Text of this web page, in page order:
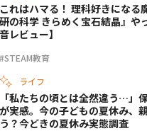
#STEAM教育
これはハマる！ 理科好きになる
研の科学 きらめく宝石結晶』や
音レビュー】
ライフ
「私たちの頃とは全然違う…」
が実感。今の子どもの夏休み、
う？今どきの夏休み実態調査